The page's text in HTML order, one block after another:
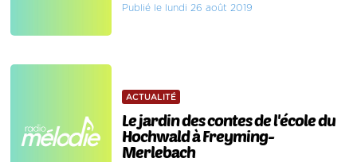
Publié le lundi 26 août 2019
ACTUALITÉ
Le jardin des contes de l'école du
Hochwald à Freyming-
Merlebach